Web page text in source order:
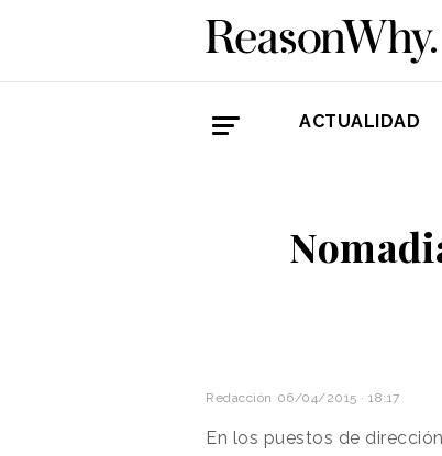
ACTUALIDAD
Redacción 06/04/2015 · 18:17
En los puestos de